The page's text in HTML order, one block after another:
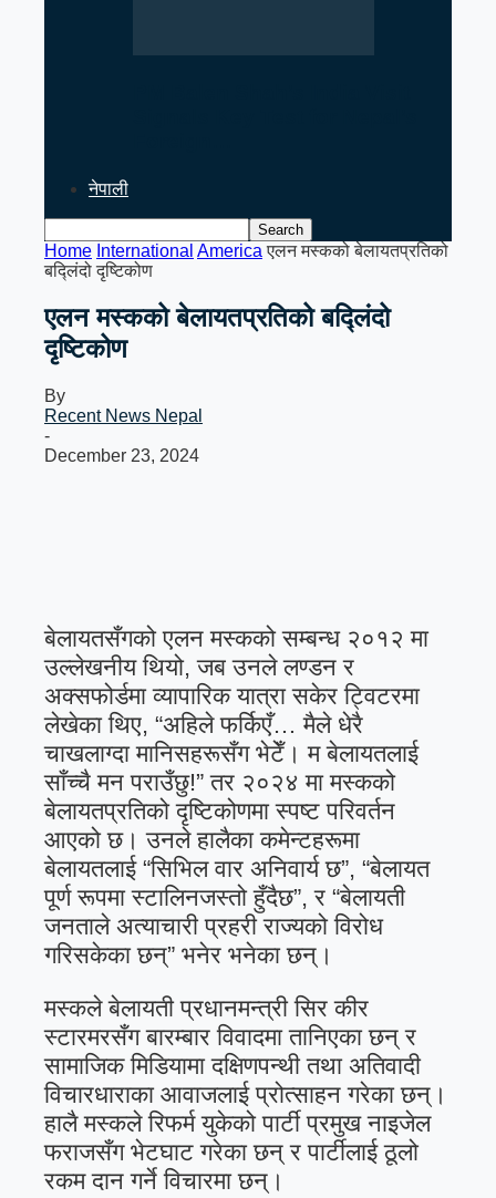
नेपाली
Home International America एलन मस्कको बेलायतप्रतिको
बद्लिंदो दृष्टिकोण
एलन मस्कको बेलायतप्रतिको बद्लिंदो
दृष्टिकोण
By
Recent News Nepal
-
December 23, 2024
बेलायतसँगको एलन मस्कको सम्बन्ध २०१२ मा
उल्लेखनीय थियो, जब उनले लण्डन र
अक्सफोर्डमा व्यापारिक यात्रा सकेर ट्विटरमा
लेखेका थिए, “अहिले फर्किएँ… मैले धेरै
चाखलाग्दा मानिसहरूसँग भेटेँ। म बेलायतलाई
साँच्चै मन पराउँछु!” तर २०२४ मा मस्कको
बेलायतप्रतिको दृष्टिकोणमा स्पष्ट परिवर्तन
आएको छ। उनले हालैका कमेन्टहरूमा
बेलायतलाई “सिभिल वार अनिवार्य छ”, “बेलायत
पूर्ण रूपमा स्टालिनजस्तो हुँदैछ”, र “बेलायती
जनताले अत्याचारी प्रहरी राज्यको विरोध
गरिसकेका छन्” भनेर भनेका छन्।
मस्कले बेलायती प्रधानमन्त्री सिर कीर
स्टारमरसँग बारम्बार विवादमा तानिएका छन् र
सामाजिक मिडियामा दक्षिणपन्थी तथा अतिवादी
विचारधाराका आवाजलाई प्रोत्साहन गरेका छन्।
हालै मस्कले रिफर्म युकेको पार्टी प्रमुख नाइजेल
फराजसँग भेटघाट गरेका छन् र पार्टीलाई ठूलो
रकम दान गर्ने विचारमा छन्।